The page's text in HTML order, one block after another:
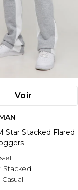
Voir
Star Stacked Flared
Stacked
Casual